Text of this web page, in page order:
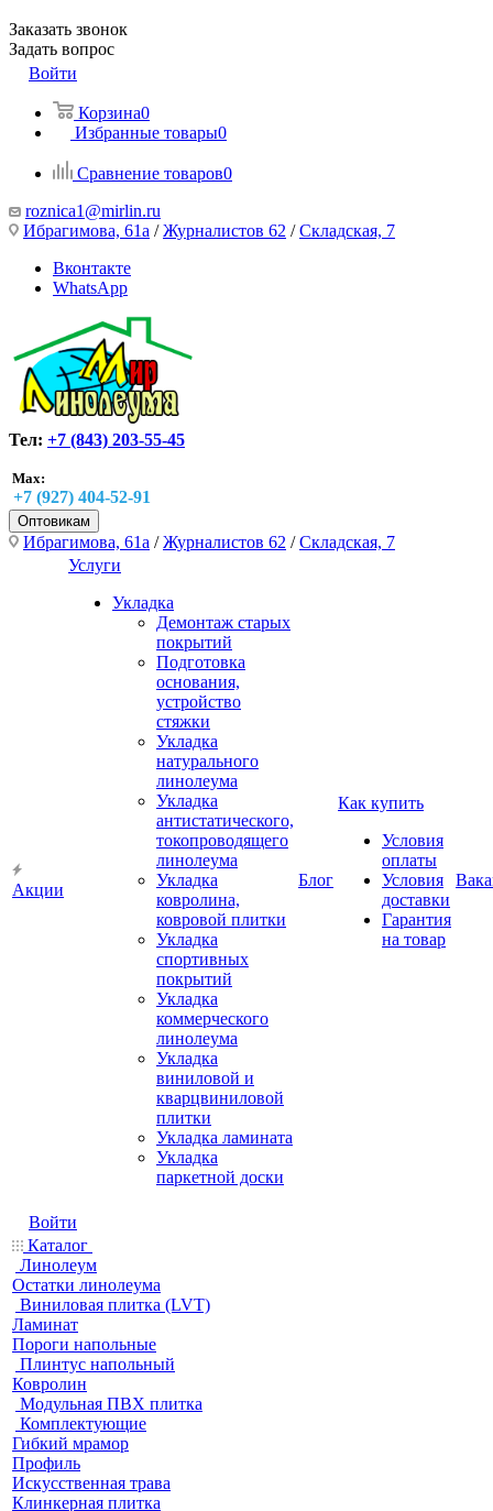
Заказать звонок
Задать вопрос
Войти
Корзина0
Избранные товары0
Сравнение товаров0
roznica1@mirlin.ru
Ибрагимова, 61а /Журналистов 62 /Складская, 7
Вконтакте
WhatsApp
Тел: +7 (843) 203-55-45
Max:
+7 (927) 404-52-91
Оптовикам
Ибрагимова, 61а /Журналистов 62 /Складская, 7
Акции
Услуги
Укладка
Демонтаж старых
покрытий
Подготовка
основания,
устройство
стяжки
Укладка
натурального
линолеума
Укладка
антистатического,
токопроводящего
линолеума
Укладка
ковролина,
ковровой плитки
Укладка
спортивных
покрытий
Укладка
коммерческого
линолеума
Укладка
виниловой и
кварцвиниловой
плитки
Укладка ламината
Укладка
паркетной доски
Блог
Как купить
Условия
оплаты
Условия
доставки
Гарантия
на товар
Войти
Каталог
Линолеум
Остатки линолеума
Виниловая плитка (LVT)
Ламинат
Пороги напольные
Плинтус напольный
Ковролин
Модульная ПВХ плитка
Комплектующие
Гибкий мрамор
Профиль
Искусственная трава
Клинкерная плитка